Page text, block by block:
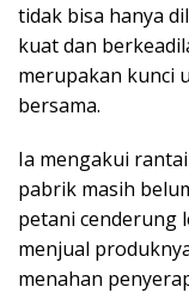
tidak bisa hanya
kuat dan
merupakan kunci
bersama.
Ia mengakui
pabrik masih
petani cenderung
menjual
menahan